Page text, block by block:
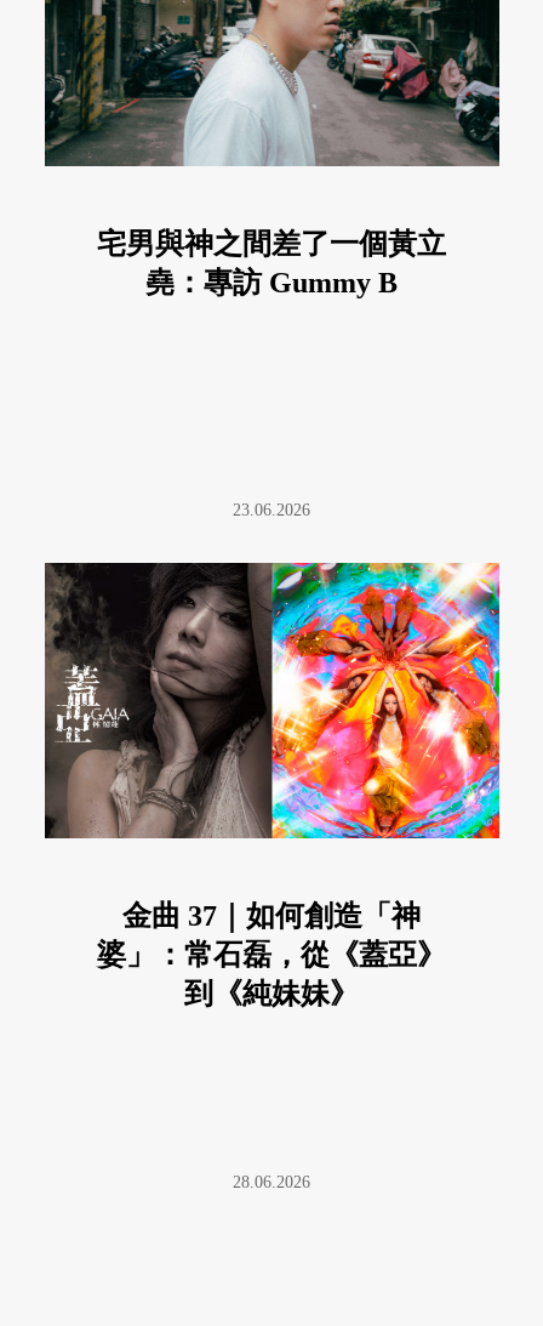
宅男與神之間差了一個黃立
堯：專訪 Gummy B
23.06.2026
金曲 37｜如何創造「神
婆」：常石磊，從《蓋亞》
到《純妹妹》
28.06.2026